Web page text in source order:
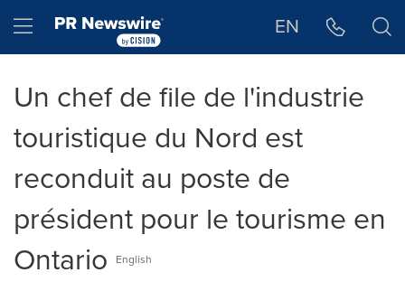
Hamburger menu EN
Un chef de file de l'industrie
touristique du Nord est
reconduit au poste de
président pour le tourisme en
Ontario
English